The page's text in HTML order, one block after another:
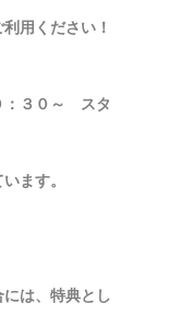
用ください！
：３０～ スタ
ます。
は、特典とし